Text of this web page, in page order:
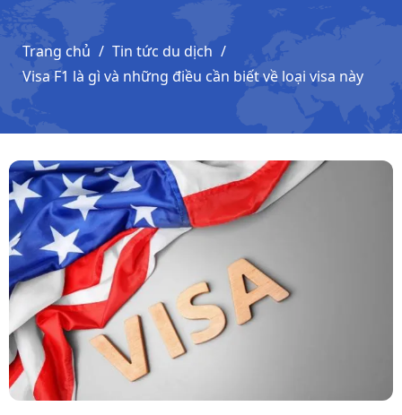
Trang chủ
Tin tức du dịch
Visa F1 là gì và những điều cần biết về loại visa này